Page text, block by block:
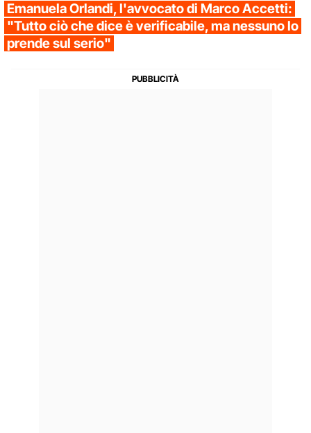
Emanuela Orlandi, l'avvocato di Marco Accetti:
"Tutto ciò che dice è verificabile, ma nessuno lo
prende sul serio"